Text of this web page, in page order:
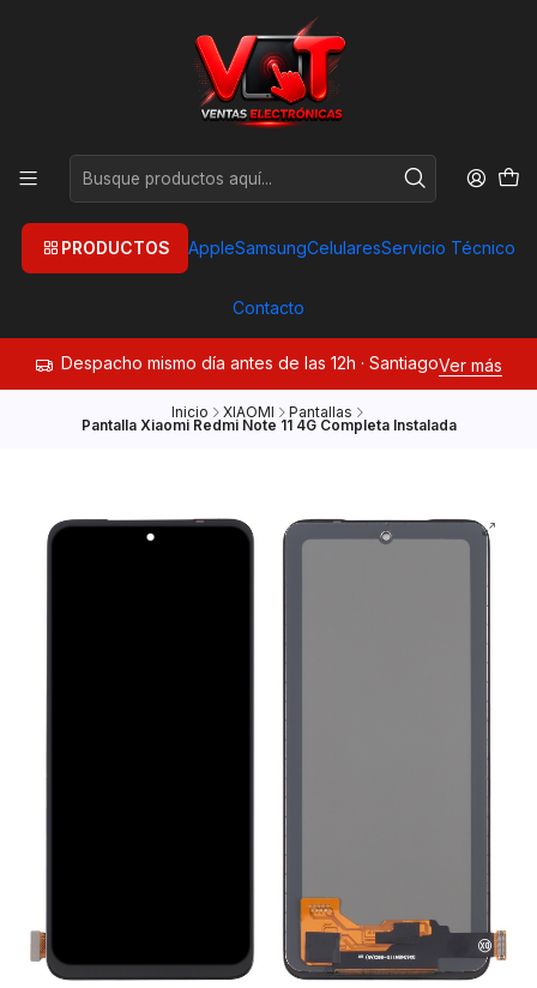
PRODUCTOS AppleSamsungCelularesServicio Técnico
Contacto
Despacho mismo día antes de las 12h · SantiagoVer más
Inicio XIAOMI Pantallas
Pantalla Xiaomi Redmi Note 11 4G Completa Instalada